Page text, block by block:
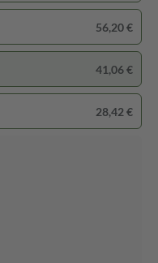
56,20 €
41,06 €
28,42 €